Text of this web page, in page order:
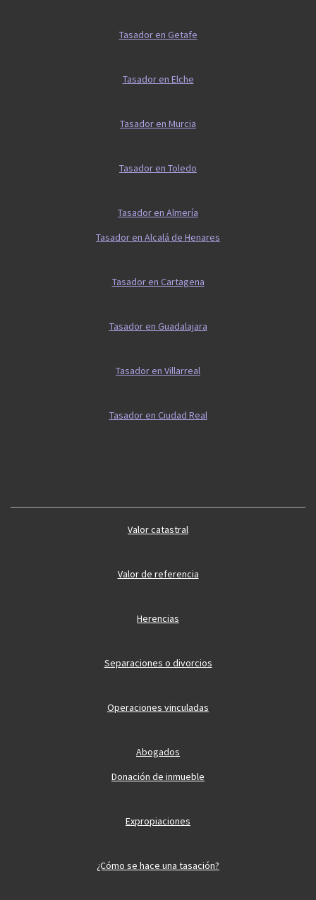
Tasador en Getafe
Tasador en Elche
Tasador en Murcia
Tasador en Toledo
Tasador en Almería
Tasador en Alcalá de Henares
Tasador en Cartagena
Tasador en Guadalajara
Tasador en Villarreal
Tasador en Ciudad Real
Valor catastral
Valor de referencia
Herencias
Separaciones o divorcios
Operaciones vinculadas
Abogados
Donación de inmueble
Expropiaciones
¿Cómo se hace una tasación?